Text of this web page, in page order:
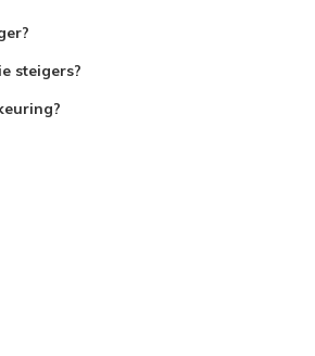
steigers?